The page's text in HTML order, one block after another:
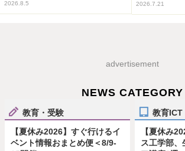
2026.8.5 2026.7.21
advertisement
NEWS CATEGORY
教育・受験
【夏休み2026】すぐ行けるイ
ベント情報おまとめ便＜8/9-
教育ICT
【夏休み
ス工学部